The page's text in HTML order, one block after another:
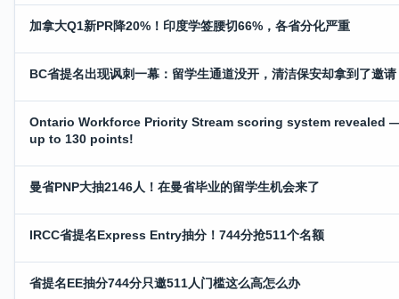
加拿大Q1新PR降20%！印度学签腰切66%，各省分化严重
BC省提名出现讽刺一幕：留学生通道没开，清洁保安却拿到了邀请
Ontario Workforce Priority Stream scoring system revealed
up to 130 points!
曼省PNP大抽2146人！在曼省毕业的留学生机会来了
IRCC省提名Express Entry抽分！744分抢511个名额
省提名EE抽分744分只邀511人门槛这么高怎么办